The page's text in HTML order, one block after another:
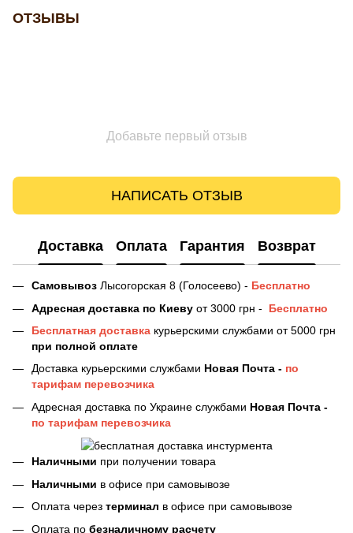
ОТЗЫВЫ
Добавьте первый отзыв
НАПИСАТЬ ОТЗЫВ
Доставка Оплата Гарантия Возврат
Самовывоз Лысогорская 8 (Голосеево) - Бесплатно
Адресная доставка по Киеву от 3000 грн -
Бесплатно
Бесплатная доставка курьерскими службами от 5000 грн
при полной оплате
Доставка курьерскими службами Новая Почта - по
тарифам перевозчика
Адресная доставка по Украине службами Новая Почта -
по тарифам перевозчика
Наличными при получении товара
Наличными в офисе при самовывозе
Оплата через терминал в офисе при самовывозе
Оплата по безналичному расчету